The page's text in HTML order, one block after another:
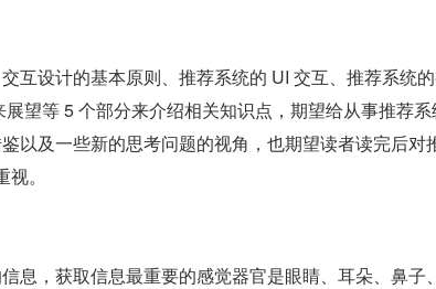
互设计的基本原则、推荐系统的 UI 交互、推荐系统
望等 5 个部分来介绍相关知识点，期望给从事推荐
以及一些新的思考问题的视角，也期望读者读完后对
。
息，获取信息最重要的感觉器官是眼睛、耳朵、鼻子